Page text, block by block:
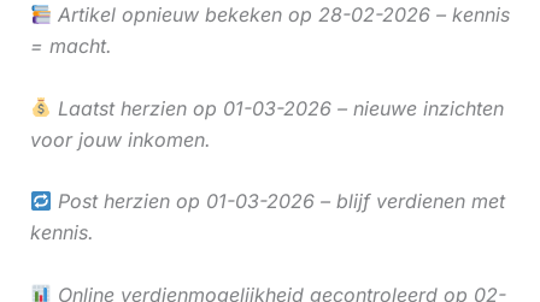
Artikel opnieuw bekeken op 28-02-2026 – kennis
= macht.
Laatst herzien op 01-03-2026 – nieuwe inzichten
voor jouw inkomen.
Post herzien op 01-03-2026 – blijf verdienen met
kennis.
Online verdienmogelijkheid gecontroleerd op 02-